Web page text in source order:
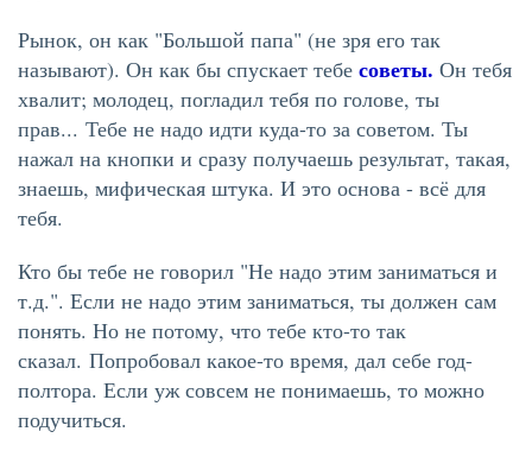
Рынок, он как "Большой папа" (не зря его так
называют). Он как бы спускает тебе советы. Он тебя
хвалит; молодец, погладил тебя по голове, ты
прав... Тебе не надо идти куда-то за советом. Ты
нажал на кнопки и сразу получаешь результат, такая,
знаешь, мифическая штука. И это основа - всё для
тебя.
Кто бы тебе не говорил "Не надо этим заниматься и
т.д.". Если не надо этим заниматься, ты должен сам
понять. Но не потому, что тебе кто-то так
сказал. Попробовал какое-то время, дал себе год-
полтора. Если уж совсем не понимаешь, то можно
подучиться.